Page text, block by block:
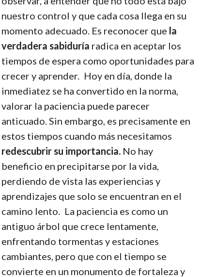
nuestro control y que cada cosa llega en su
momento adecuado. Es reconocer que la
verdadera sabiduría radica en aceptar los
tiempos de espera como oportunidades para
crecer y aprender. Hoy en día, donde la
inmediatez se ha convertido en la norma,
valorar la paciencia puede parecer
anticuado. Sin embargo, es precisamente en
estos tiempos cuando más necesitamos
redescubrir su importancia.No hay
beneficio en precipitarse por la vida,
perdiendo de vista las experiencias y
aprendizajes que solo se encuentran en el
camino lento. La paciencia es como un
antiguo árbol que crece lentamente,
enfrentando tormentas y estaciones
cambiantes, pero que con el tiempo se
convierte en un monumento de fortaleza y